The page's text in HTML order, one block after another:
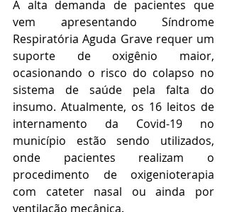
A alta demanda de pacientes que
vem apresentando Síndrome
Respiratória Aguda Grave requer um
suporte de oxigênio maior,
ocasionando o risco do colapso no
sistema de saúde pela falta do
insumo. Atualmente, os 16 leitos de
internamento da Covid-19 no
município estão sendo utilizados,
onde pacientes realizam o
procedimento de oxigenioterapia
com cateter nasal ou ainda por
ventilação mecânica.